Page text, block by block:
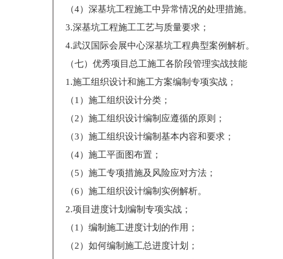
（4）深基坑工程施工中异常情况的处理措施。
3.深基坑工程施工工艺与质量要求；
4.武汉国际会展中心深基坑工程典型案例解析。
（七）优秀项目总工施工各阶段管理实战技能
1.施工组织设计和施工方案编制专项实战；
（1）施工组织设计分类；
（2）施工组织设计编制应遵循的原则；
（3）施工组织设计编制基本内容和要求；
（4）施工平面图布置；
（5）施工专项措施及风险应对方法；
（6）施工组织设计编制实例解析。
2.项目进度计划编制专项实战；
（1）编制施工进度计划的作用；
（2）如何编制施工总进度计划；